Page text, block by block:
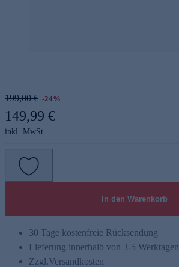
199,00 € -24%
149,99 €
inkl. MwSt.
In den Warenkorb
30 Tage kostenfreie Rücksendung
Lieferung innerhalb von 3-5 Werktagen
Zzgl.Versandkosten